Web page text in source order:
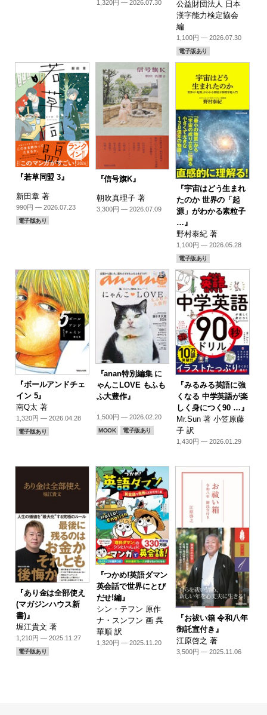
1,320円 — 2026.07.30
公益財団法人 日本
漢字能力検定協会
編
1,100円 — 2026.07.30
電子版あり
『若草同盟 3』
新田章 著
990円 — 2026.07.23
電子版あり
『信号旗K』
朝吹真理子 著
3,300円 — 2026.07.09
『宇宙はどう生まれ
たのか 世界の「起
源」がわかる素粒子
…』
野村泰紀 著
1,100円 — 2026.05.28
電子版あり
『ボールアンドチェ
イン 5』
南Q太 著
1,320円 — 2026.04.28
電子版あり
『anan特別編集 に
ゃんこLOVE もふも
ふ大豊作』
1,500円 — 2026.02.20
MOOK 電子版あり
『みるみる英語に強
くなる 中学英語が楽
しく身につく90 …』
Mr.Sun 著 小笠原藤
子 訳
1,430円 — 2026.01.29
『あり金は全部使え
(マガジンハウス新
書)』
堀江貴文 著
1,210円 — 2025.11.27
電子版あり
『つかめ!英語ダマン
英会話で世界にとび
だせ!編』
シン・テフン 原作
ナ・スンフン 画 呉
華順 訳
1,320円 — 2025.11.20
『お祓い箱 令和八年
御託宣付き』
江原啓之 著
3,500円 — 2025.11.06